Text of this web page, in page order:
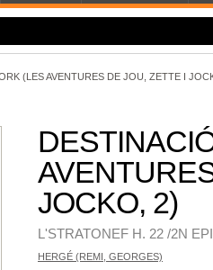
(LES AVENTURES DE JOU, ZETTE I
JOCKO, 2)
L'STRATONEF H. 22 /2N
HERGÉ (REMI, GEORGES)